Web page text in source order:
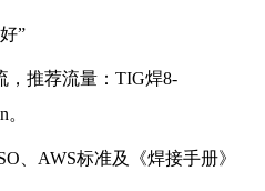
”
，推荐流量：TIG焊8-
、AWS标准及《焊接手册》